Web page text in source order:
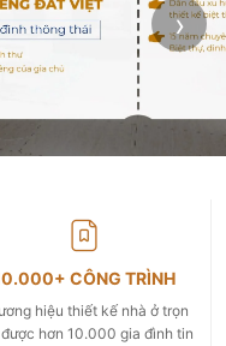
›
CÔNG TRÌNH
hiệu thiết kế nhà ở trọn
hơn 10.000 gia đình tin